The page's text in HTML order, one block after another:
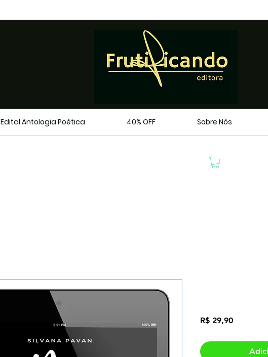
Edital Antologia Poética 40% OFF Sobre Nós
R$ 29,90Preço